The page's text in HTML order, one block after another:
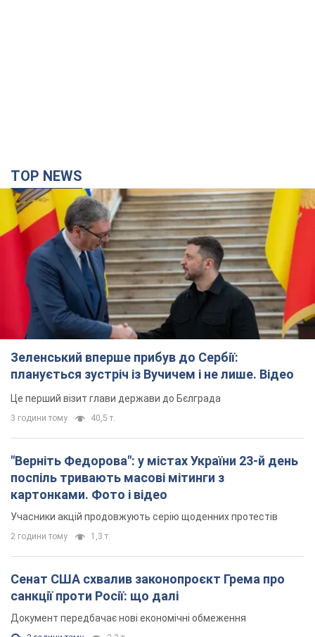
TOP NEWS
Зеленський вперше прибув до Сербії:
планується зустріч із Вучичем і не лише. Відео
Це перший візит глави держави до Бєлграда
3 години тому 40,5 т.
"Верніть Федорова": у містах України 23-й день
поспіль тривають масові мітинги з
картонками. Фото і відео
Учасники акцій продовжують серію щоденних протестів
2 години тому 1,3 т.
Сенат США схвалив законопроєкт Грема про
санкції проти Росії: що далі
Документ передбачає нові економічні обмеження